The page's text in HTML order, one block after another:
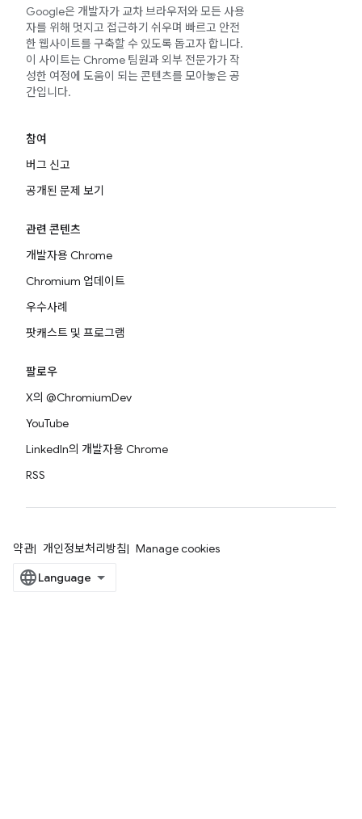
Google은 개발자가 교차 브라우저와 모든 사용
자를 위해 멋지고 접근하기 쉬우며 빠르고 안전
한 웹사이트를 구축할 수 있도록 돕고자 합니다.
이 사이트는 Chrome 팀원과 외부 전문가가 작
성한 여정에 도움이 되는 콘텐츠를 모아놓은 공
간입니다.
참여
버그 신고
공개된 문제 보기
관련 콘텐츠
개발자용 Chrome
Chromium 업데이트
우수사례
팟캐스트 및 프로그램
팔로우
X의 @ChromiumDev
YouTube
LinkedIn의 개발자용 Chrome
RSS
약관 개인정보처리방침 Manage cookies